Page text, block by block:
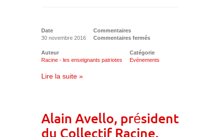
Date
30 novembre 2016
Commentaires
Commentaires fermés
Auteur
Racine - les enseignants patriotes
Catégorie
Evénements
Lire la suite »
Alain Avello, président
du Collectif Racine,